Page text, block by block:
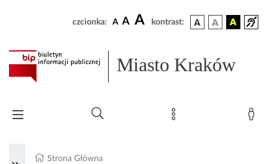
czcionka: A A A kontrast:
Miasto Kraków
Strona Główna